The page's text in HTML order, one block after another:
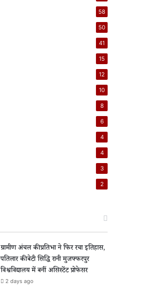
58
50
41
15
12
10
8
6
4
4
3
2
ग्रामीण अंचल की प्रतिभा ने फिर रचा इतिहास,
पतिलार की बेटी सिद्धि रानी मुजफ्फरपुर
विश्वविद्यालय में बनीं असिस्टेंट प्रोफेसर
2 days ago